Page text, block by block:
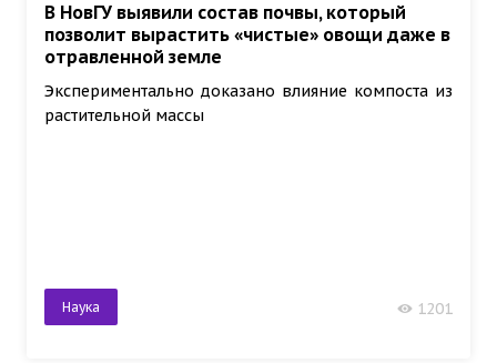
В НовГУ выявили состав почвы, который
позволит вырастить «чистые» овощи даже в
отравленной земле
Экспериментально доказано влияние компоста из
растительной массы
Наука 1201